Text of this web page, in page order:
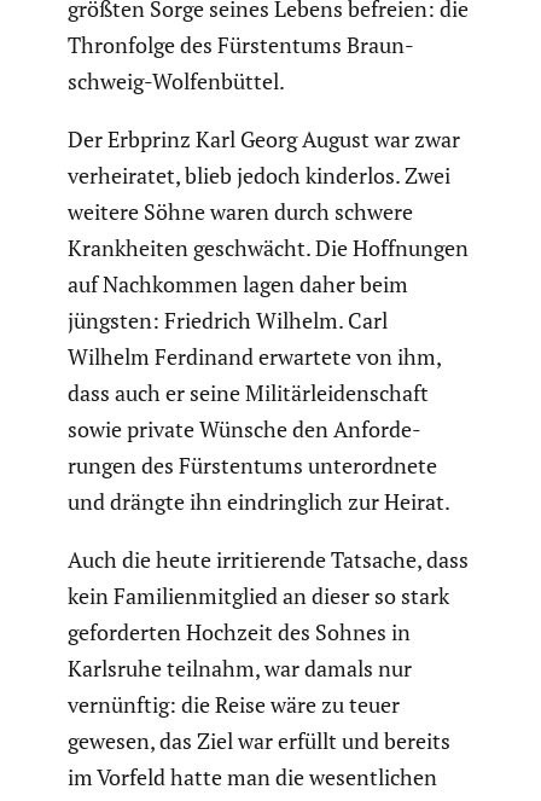
größten Sorge seines Lebens befreien: die
Thron­folge des Fürsten­tums Braun­
schweig-Wolfen­büttel.
Der Erbprinz Karl Georg August war zwar
verhei­ratet, blieb jedoch kinderlos. Zwei
weitere Söhne waren durch schwere
Krank­heiten geschwächt. Die Hoffnungen
auf Nachkommen lagen daher beim
jüngsten: Friedrich Wilhelm. Carl
Wilhelm Ferdinand erwartete von ihm,
dass auch er seine Militär­lei­den­schaft
sowie private Wünsche den Anfor­de­
rungen des Fürsten­tums unter­ord­nete
und drängte ihn eindring­lich zur Heirat.
Auch die heute irritie­rende Tatsache, dass
kein Famili­en­mit­glied an dieser so stark
gefor­derten Hochzeit des Sohnes in
Karlsruhe teilnahm, war damals nur
vernünftig: die Reise wäre zu teuer
gewesen, das Ziel war erfüllt und bereits
im Vorfeld hatte man die wesent­li­chen